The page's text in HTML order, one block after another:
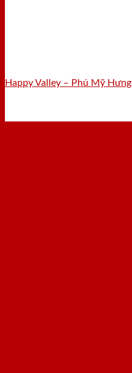
Happy Valley – Phú Mỹ Hưng